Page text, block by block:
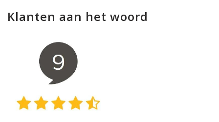
Klanten aan het woord